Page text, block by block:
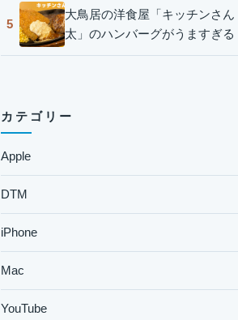
5
大鳥居の洋食屋「キッチンさん
太」のハンバーグがうますぎる
カテゴリー
Apple
DTM
iPhone
Mac
YouTube